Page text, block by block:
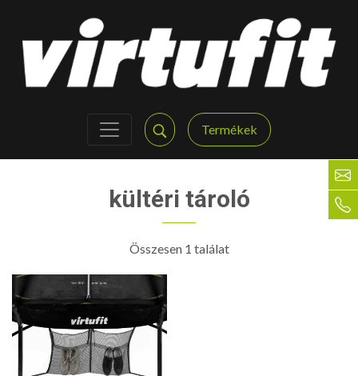
Termékek
kültéri tároló
Összesen 1 találat